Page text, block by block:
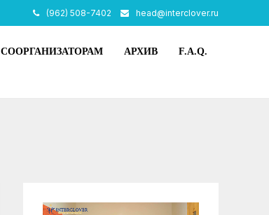
(962) 508-7402 head@interclover.ru
СООРГАНИЗАТОРАМ АРХИВ F.A.Q.
Видеоплеер